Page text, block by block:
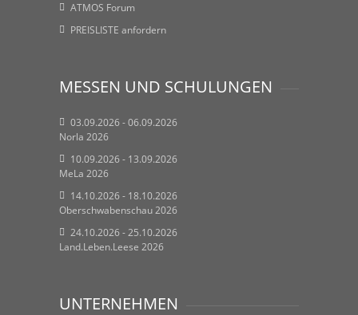
ATMOS Forum
PREISLISTE anfordern
MESSEN UND SCHULUNGEN
03.09.2026 - 06.09.2026
Norla 2026
10.09.2026 - 13.09.2026
MeLa 2026
14.10.2026 - 18.10.2026
Oberschwabenschau 2026
24.10.2026 - 25.10.2026
Land.Leben.Leese 2026
UNTERNEHMEN